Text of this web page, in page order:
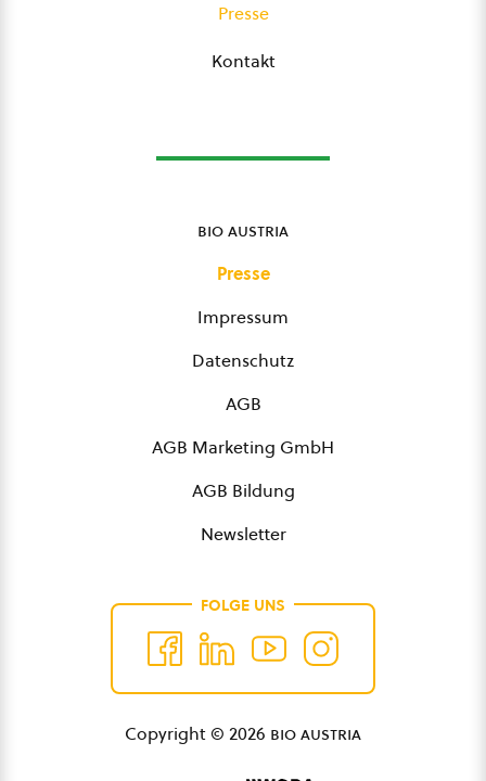
Presse
Kontakt
bio austria
Presse
Impressum
Datenschutz
AGB
AGB Marketing GmbH
AGB Bildung
Newsletter
FOLGE UNS
Copyright © 2026 bio austria